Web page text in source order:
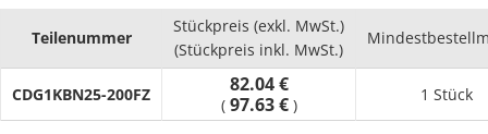
Teilenummer
Stückpreis (exkl. MwSt.)
(Stückpreis inkl. MwSt.)
CDG1KBN25-200FZ 82.04 €
( 97.63 € )
1 Stück